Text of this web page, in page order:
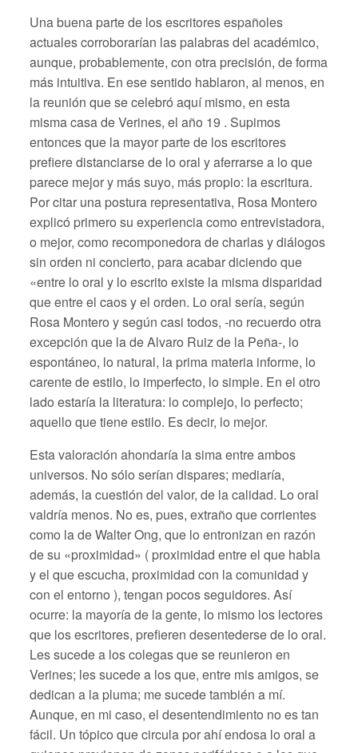
Una buena parte de los escritores españoles
actuales corroborarían las palabras del académico,
aunque, probablemente, con otra precisión, de forma
más intuitiva. En ese sentido hablaron, al menos, en
la reunión que se celebró aquí mismo, en esta
misma casa de Verines, el año 19 . Supimos
entonces que la mayor parte de los escritores
prefiere distanciarse de lo oral y aferrarse a lo que
parece mejor y más suyo, más propio: la escritura.
Por citar una postura representativa, Rosa Montero
explicó primero su experiencia como entrevistadora,
o mejor, como recomponedora de charlas y diálogos
sin orden ni concierto, para acabar diciendo que
«entre lo oral y lo escrito existe la misma disparidad
que entre el caos y el orden. Lo oral sería, según
Rosa Montero y según casi todos, -no recuerdo otra
excepción que la de Alvaro Ruiz de la Peña-, lo
espontáneo, lo natural, la prima materia informe, lo
carente de estilo, lo imperfecto, lo simple. En el otro
lado estaría la literatura: lo complejo, lo perfecto;
aquello que tiene estilo. Es decir, lo mejor.
Esta valoración ahondaría la sima entre ambos
universos. No sólo serían dispares; mediaría,
además, la cuestión del valor, de la calidad. Lo oral
valdría menos. No es, pues, extraño que corrientes
como la de Walter Ong, que lo entronizan en razón
de su «proximidad» ( proximidad entre el que habla
y el que escucha, proximidad con la comunidad y
con el entorno ), tengan pocos seguidores. Así
ocurre: la mayoría de la gente, lo mismo los lectores
que los escritores, prefieren desentederse de lo oral.
Les sucede a los colegas que se reunieron en
Verines; les sucede a los que, entre mis amigos, se
dedican a la pluma; me sucede también a mí.
Aunque, en mi caso, el desentendimiento no es tan
fácil. Un tópico que circula por ahí endosa lo oral a